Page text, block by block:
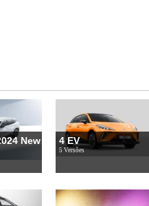
New
4 EV
5 Versões